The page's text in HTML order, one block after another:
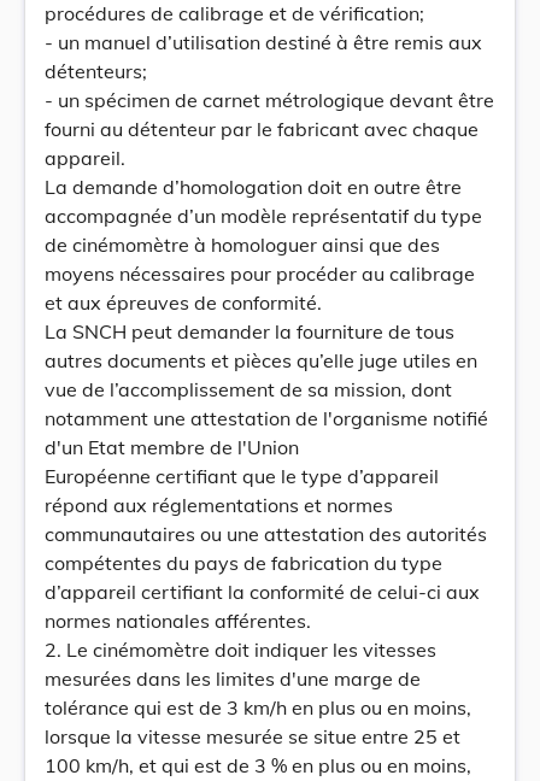
procédures de calibrage et de vérification;
- un manuel d’utilisation destiné à être remis aux
détenteurs;
- un spécimen de carnet métrologique devant être
fourni au détenteur par le fabricant avec chaque
appareil.
La demande d’homologation doit en outre être
accompagnée d’un modèle représentatif du type
de cinémomètre à homologuer ainsi que des
moyens nécessaires pour procéder au calibrage
et aux épreuves de conformité.
La SNCH peut demander la fourniture de tous
autres documents et pièces qu’elle juge utiles en
vue de l’accomplissement de sa mission, dont
notamment une attestation de l'organisme notifié
d'un Etat membre de l'Union
Européenne certifiant que le type d’appareil
répond aux réglementations et normes
communautaires ou une attestation des autorités
compétentes du pays de fabrication du type
d’appareil certifiant la conformité de celui-ci aux
normes nationales afférentes.
2. Le cinémomètre doit indiquer les vitesses
mesurées dans les limites d'une marge de
tolérance qui est de 3 km/h en plus ou en moins,
lorsque la vitesse mesurée se situe entre 25 et
100 km/h, et qui est de 3 % en plus ou en moins,